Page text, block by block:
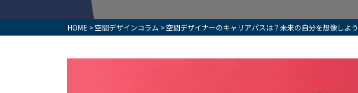
HOME >空間デザインコラム >空間デザイナーのキャリアパスは？未来の自分を想像しよう